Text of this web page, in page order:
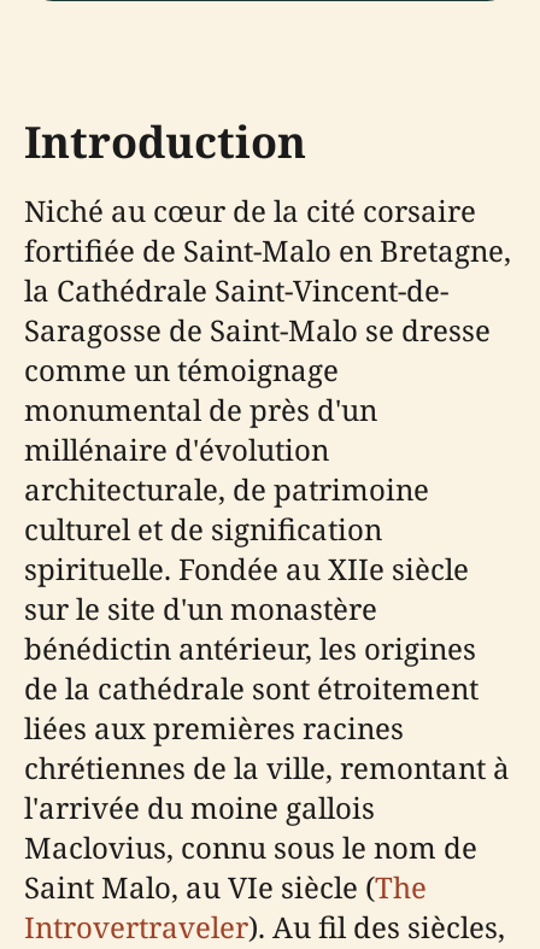
Introduction
Niché au cœur de la cité corsaire
fortifiée de Saint-Malo en Bretagne,
la Cathédrale Saint-Vincent-de-
Saragosse de Saint-Malo se dresse
comme un témoignage
monumental de près d'un
millénaire d'évolution
architecturale, de patrimoine
culturel et de signification
spirituelle. Fondée au XIIe siècle
sur le site d'un monastère
bénédictin antérieur, les origines
de la cathédrale sont étroitement
liées aux premières racines
chrétiennes de la ville, remontant à
l'arrivée du moine gallois
Maclovius, connu sous le nom de
Saint Malo, au VIe siècle (The
Introvertraveler). Au fil des siècles,